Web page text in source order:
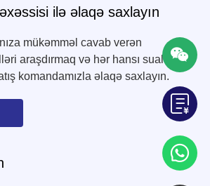
ilə əlaqə saxlayın
mükəmməl cavab verən
araşdırmaq və hər hansı sualınızı
komandamızla əlaqə saxlayın.